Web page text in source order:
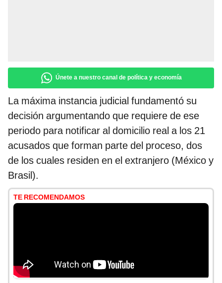
Únete a nuestro canal de política y economía
La máxima instancia judicial fundamentó su
decisión argumentando que requiere de ese
periodo para notificar al domicilio real a los 21
acusados que forman parte del proceso, dos
de los cuales residen en el extranjero (México y
Brasil).
TE RECOMENDAMOS